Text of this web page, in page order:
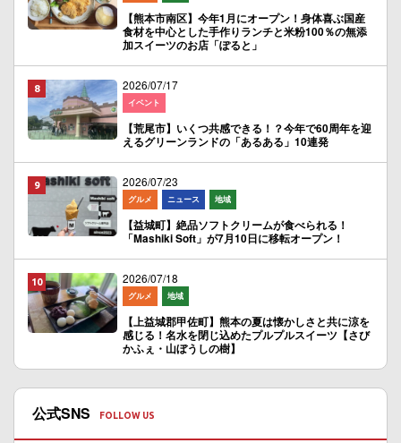
【熊本市南区】今年1月にオープン！身体喜ぶ国産
食材を中心とした手作りランチと米粉100％の無添
加スイーツのお店「ぽると」
2026/07/17
イベント
【荒尾市】いくつ共感できる！？今年で60周年を迎
えるグリーンランドの「あるある」10連発
2026/07/23
グルメ ニュース 地域
【益城町】絶品ソフトクリームが食べられる！
「Mashiki Soft」が7月10日に移転オープン！
2026/07/18
グルメ 地域
【上益城郡甲佐町】熊本の夏は懐かしさと共に涼を
感じる！名水を閉じ込めたプルプルスイーツ【さび
かふぇ・山ぼうしの樹】
公式SNS